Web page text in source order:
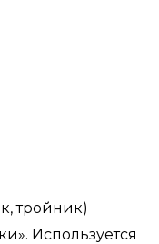
тройник)
Используется